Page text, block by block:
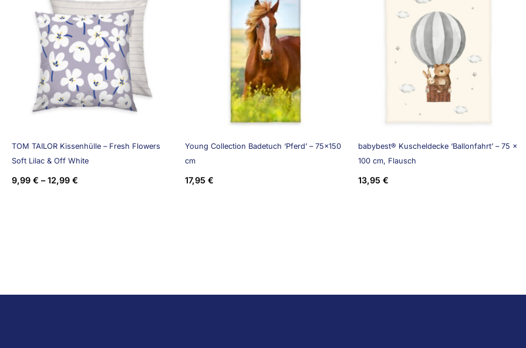
TOM TAILOR Kissenhülle – Fresh Flowers
Soft Lilac & Off White
9,99 € –12,99 €
Young Collection Badetuch ‘Pferd’ – 75×150
cm
17,95 €
babybest® Kuscheldecke ‘Ballonfahrt’ – 75 x
100 cm, Flausch
13,95 €